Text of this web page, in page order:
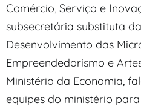
Comércio, Serviço e
subsecretária substituta
Desenvolvimento das
Empreendedorismo e
Ministério da Economia,
equipes do ministério